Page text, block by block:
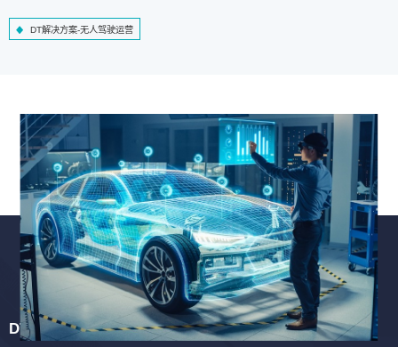
DT解决方案-无人驾驶运营
DT解决方案-智能制造